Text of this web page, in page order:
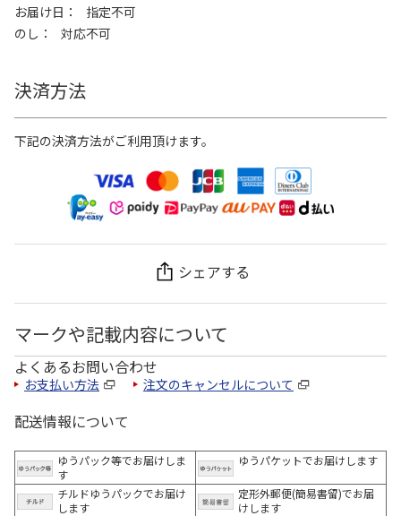
お届け日
指定不可
のし
対応不可
決済方法
下記の決済方法がご利用頂けます。
シェアする
マークや記載内容について
よくあるお問い合わせ
お支払い方法 注文のキャンセルについて
配送情報について
ゆうパック等でお届けしま
す
ゆうパケットでお届けします
チルドゆうパックでお届け
します
定形外郵便(簡易書留)でお届
けします